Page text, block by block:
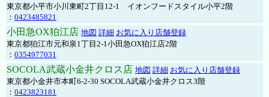
東京都小平市小川東町2丁目12-1 イオンフードスタイル小平2階
： 0423485821
小田急OX狛江店 地図 詳細 お気に入り店舗登録
東京都狛江市元和泉1丁目2-1小田急OX狛江店2階
： 0354977031
SOCOLA武蔵小金井クロス店 地図 詳細 お気に入り店舗登録
東京都小金井市本町6-2-30 SOCOLA武蔵小金井クロス3階
： 0423823181